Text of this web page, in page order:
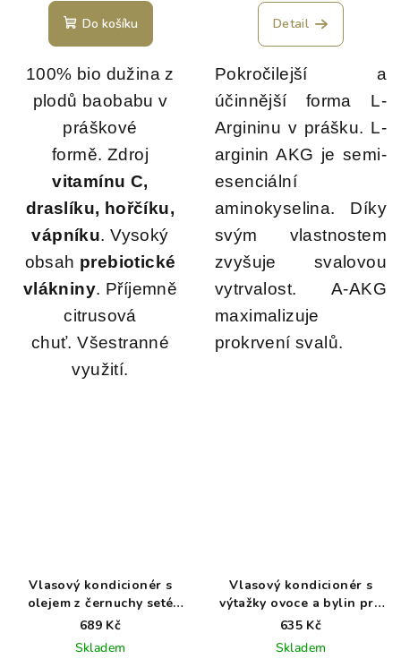
Do košíku
100% bio dužina z
plodů baobabu v
práškové
formě. Zdroj
vitamínu C,
draslíku, hořčíku,
vápníku.Vysoký
obsah prebiotické
vlákniny. Příjemně
citrusová
chuť.Všestranné
využití.
Detail
Pokročilejší a
účinnější forma L-
Argininu v prášku. L-
arginin AKG je semi-
esenciální
aminokyselina. Díky
svým vlastnostem
zvyšuje svalovou
vytrvalost. A-AKG
maximalizuje
prokrvení svalů.
Vlasový kondicionér s
olejem z černuchy seté
pro normální až suché
vlasy NAHS
689 Kč
Skladem
Vlasový kondicionér s
výtažky ovoce a bylin pro
normální až mastné vlasy
NAHS
635 Kč
Skladem